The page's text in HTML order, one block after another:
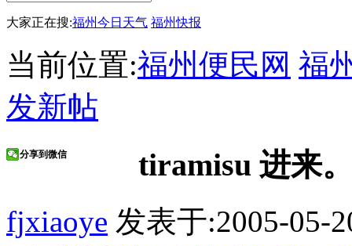
大家正在搜:福州今日天气 福州快报
当前位置:福州便民网 福
发新帖
tiramisu 进来
分享到微信
fjxiaoye 发表于:2005-05-